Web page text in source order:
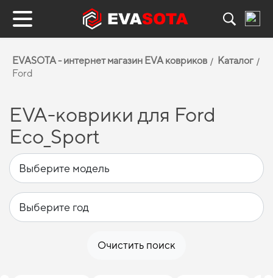
EVASOTA - интернет магазин EVA ковриков
Каталог
Ford
EVA-коврики для Ford
Eco_Sport
Очистить поиск